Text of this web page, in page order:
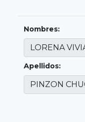
Nombres:
Apellidos: